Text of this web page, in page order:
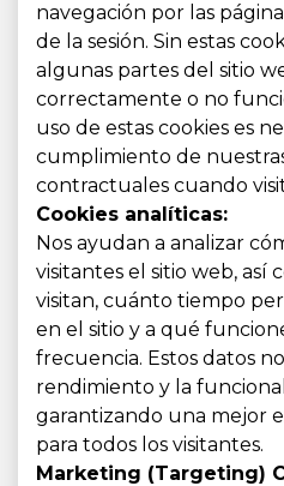
navegación por las
de la sesión. Sin estas
algunas partes del sitio
correctamente o no
uso de estas cookies es
cumplimiento de
contractuales cuando
Cookies analíticas:
Nos ayudan a analizar
visitantes el sitio web, así
visitan, cuánto tiempo
en el sitio y a qué
frecuencia. Estos datos
rendimiento y la
garantizando una mejor
para todos los visitantes.
Marketing (Targeting)